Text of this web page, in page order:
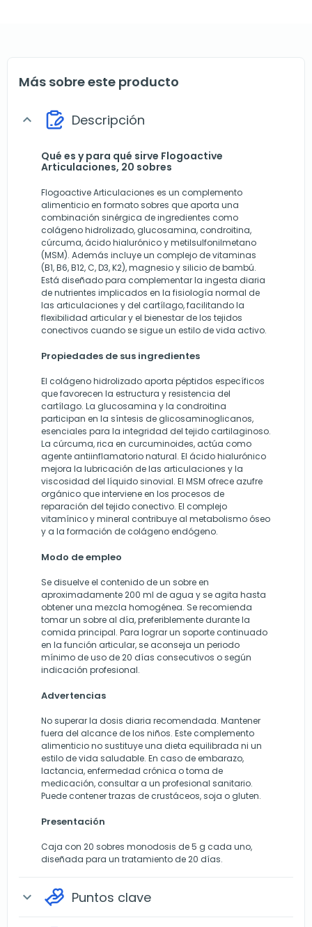
Más sobre este producto
expand_more Descripción
Qué es y para qué sirve Flogoactive
Articulaciones, 20 sobres
Flogoactive Articulaciones es un complemento
alimenticio en formato sobres que aporta una
combinación sinérgica de ingredientes como
colágeno hidrolizado, glucosamina, condroitina,
cúrcuma, ácido hialurónico y metilsulfonilmetano
(MSM). Además incluye un complejo de vitaminas
(B1, B6, B12, C, D3, K2), magnesio y silicio de bambú.
Está diseñado para complementar la ingesta diaria
de nutrientes implicados en la fisiología normal de
las articulaciones y del cartílago, facilitando la
flexibilidad articular y el bienestar de los tejidos
conectivos cuando se sigue un estilo de vida activo.
Propiedades de sus ingredientes
El colágeno hidrolizado aporta péptidos específicos
que favorecen la estructura y resistencia del
cartílago. La glucosamina y la condroitina
participan en la síntesis de glicosaminoglicanos,
esenciales para la integridad del tejido cartilaginoso.
La cúrcuma, rica en curcuminoides, actúa como
agente antiinflamatorio natural. El ácido hialurónico
mejora la lubricación de las articulaciones y la
viscosidad del líquido sinovial. El MSM ofrece azufre
orgánico que interviene en los procesos de
reparación del tejido conectivo. El complejo
vitamínico y mineral contribuye al metabolismo óseo
y a la formación de colágeno endógeno.
Modo de empleo
Se disuelve el contenido de un sobre en
aproximadamente 200 ml de agua y se agita hasta
obtener una mezcla homogénea. Se recomienda
tomar un sobre al día, preferiblemente durante la
comida principal. Para lograr un soporte continuado
en la función articular, se aconseja un periodo
mínimo de uso de 20 días consecutivos o según
indicación profesional.
Advertencias
No superar la dosis diaria recomendada. Mantener
fuera del alcance de los niños. Este complemento
alimenticio no sustituye una dieta equilibrada ni un
estilo de vida saludable. En caso de embarazo,
lactancia, enfermedad crónica o toma de
medicación, consultar a un profesional sanitario.
Puede contener trazas de crustáceos, soja o gluten.
Presentación
Caja con 20 sobres monodosis de 5 g cada uno,
diseñada para un tratamiento de 20 días.
expand_more Puntos clave